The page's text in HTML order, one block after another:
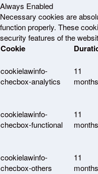
Always Enabled
Necessary cookies are
function properly. These
security features of the
Cookie
cookielawinfo-
checbox-analytics
11
months
cookielawinfo-
checbox-functional
11
months
cookielawinfo-
checbox-others
11
months